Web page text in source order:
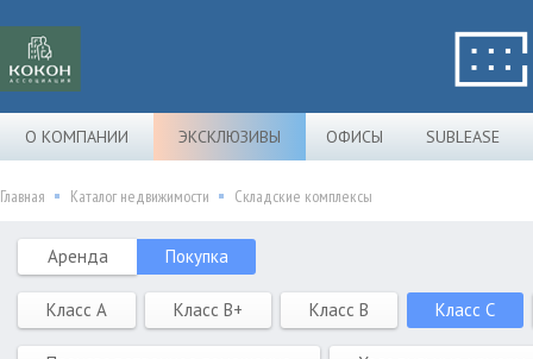
О КОМПАНИИ ЭКСКЛЮЗИВЫ ОФИСЫ SUBLEASE
Главная Каталог недвижимости Складские комплексы
Аренда Покупка
Класс A Класс B+ Класс B Класс C